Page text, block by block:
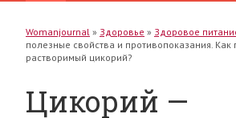
Womanjournal » Здоровье » Здоровое
полезные свойства и противопоказания. Как
растворимый цикорий?
Цикорий —